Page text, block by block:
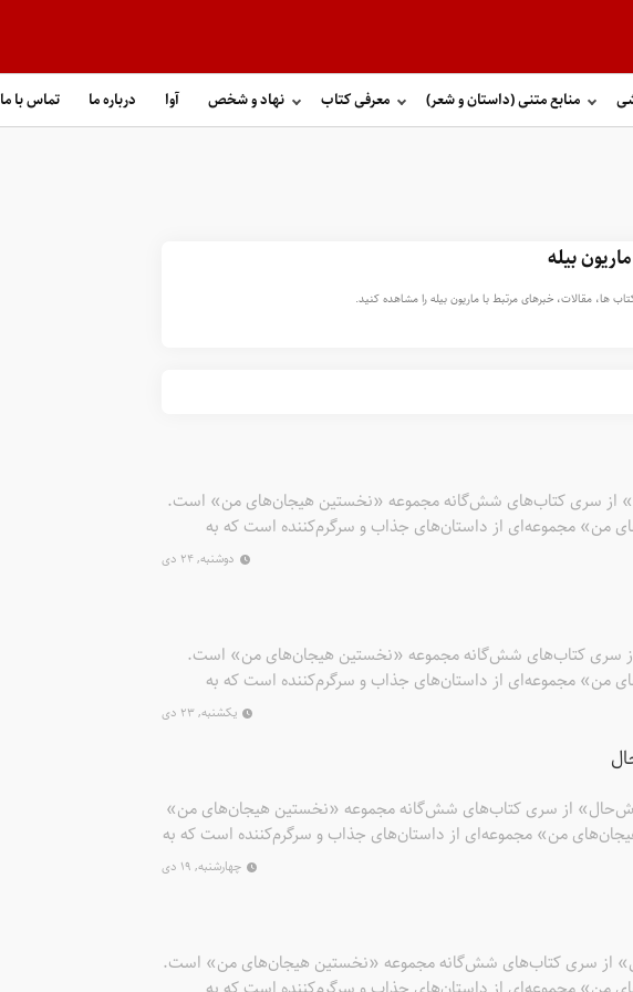
منابع متنی (داستان و شعر) معرفی کتاب نهاد و شخص آوا درباره ما تماس با ما
ماریون بیله
ها، مقالات، خبرهای مرتبط با ماریون بیله را مشاهده کنید.
از سری کتاب‌های شش‌گانه مجموعه «نخستین هیجان‌های من» است.
من» مجموعه‌ای از داستان‌های جذاب و سرگرم‌کننده است که به
خود را بهتر بشناسند، آن‌ها را بیان کنند و با دیگران به مشارکت
دوشنبه, ۲۴ دی
از سری کتاب‌های شش‌گانه مجموعه «نخستین هیجان‌های من» است.
من» مجموعه‌ای از داستان‌های جذاب و سرگرم‌کننده‌ است که به
خود را بهتر بشناسند، آن‌ها را بیان کنند و با دیگران به مشارکت
در کتاب «آهو کوچولوی ترسو»، آهو کوچولو هنگام بازی‌ کردن مادرش
یکشنبه, ۲۳ دی
از سری کتاب‌های شش‌گانه مجموعه «نخستین هیجان‌های من»
من» مجموعه‌ای از داستان‌های جذاب و سرگرم‌کننده‌ است که به
خود را بهتر بشناسند، آن‌ها را بیان کنند و با دیگران به مشارکت
شد. در کتاب «سوسمار کوچولوی خوش‌حال»، سوسمار کوچولو امروز
شده‌اند خیلی خوشحال شد.
چهارشنبه, ۱۹ دی
از سری کتاب‌های شش‌گانه مجموعه «نخستین هیجان‌های من» است.